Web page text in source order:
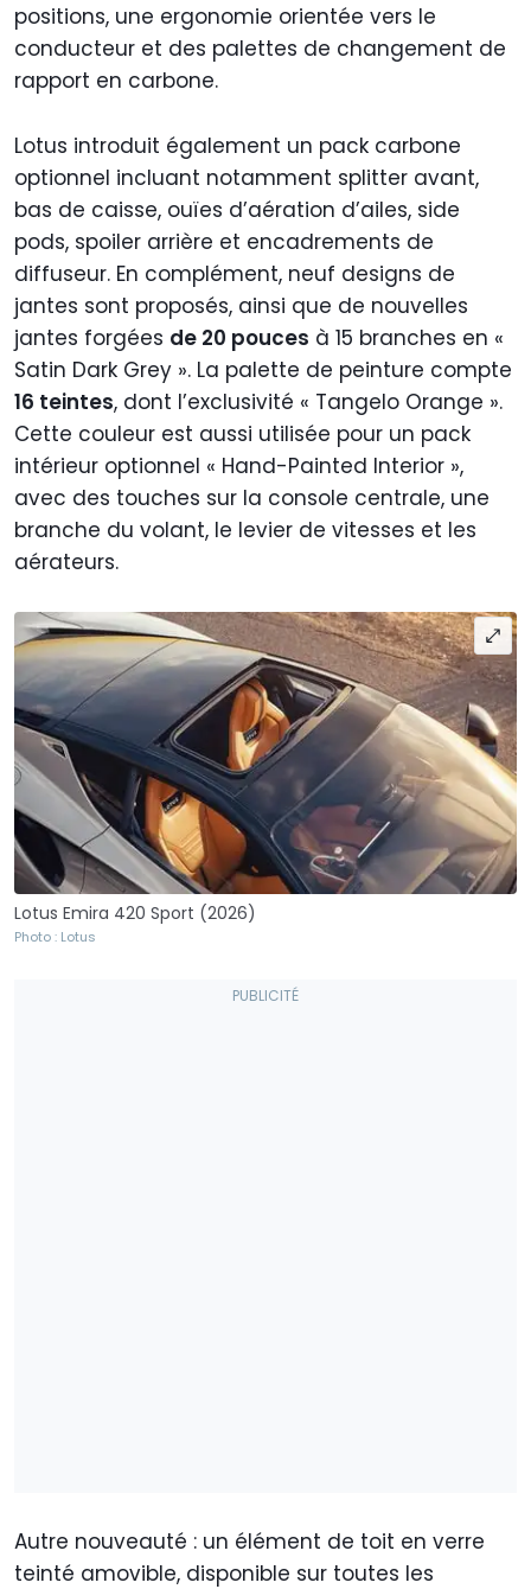
positions, une ergonomie orientée vers le
conducteur et des palettes de changement de
rapport en carbone.
Lotus introduit également un pack carbone
optionnel incluant notamment splitter avant,
bas de caisse, ouïes d’aération d’ailes, side
pods, spoiler arrière et encadrements de
diffuseur. En complément, neuf designs de
jantes sont proposés, ainsi que de nouvelles
jantes forgées de 20 pouces à 15 branches en «
Satin Dark Grey ». La palette de peinture compte
16 teintes, dont l’exclusivité « Tangelo Orange ».
Cette couleur est aussi utilisée pour un pack
intérieur optionnel « Hand-Painted Interior »,
avec des touches sur la console centrale, une
branche du volant, le levier de vitesses et les
aérateurs.
Lotus Emira 420 Sport (2026)
Photo : Lotus
Autre nouveauté : un élément de toit en verre
teinté amovible, disponible sur toutes les